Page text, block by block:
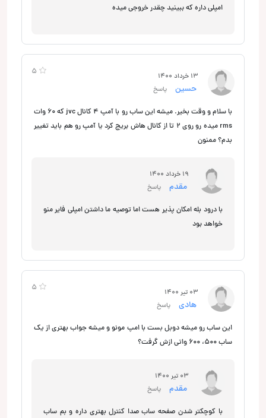
امپلی داره که ببینید چقدر خروجی میده
5 13 خرداد 1400
حسین پاسخ
با سلام و وقت بخیر. میشه این ساب رو با آمپ ۴ کانال jvc که ۶۰ وات
rms میده رو روی ۲ تا از کانال هاش بریج کرد یا آمپ رو هم باید تغییر
بدم؟ ممنون
19 خرداد 1400
مقدم پاسخ
با درود بله امکان پذیر هست اما توصیه ما داشتن امپلی فایر منو
خواهد بود
5 03 تیر 1400
هادی پاسخ
این ساب رو میشه دوبل بست با امپ مونو و میشه جواب بهتری از یک
ساب ۵۰۰، ۶۰۰ واتی ازش گرفت؟
03 تیر 1400
مقدم پاسخ
با کوچکتر شدن صفحه ساب صدا کنترل بهتری داره و بم ساب